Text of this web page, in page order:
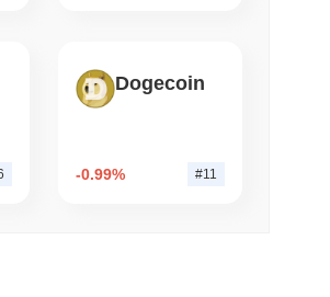
れは、取引活動の短期的な増加を示
Dogecoin
-0.99% #11